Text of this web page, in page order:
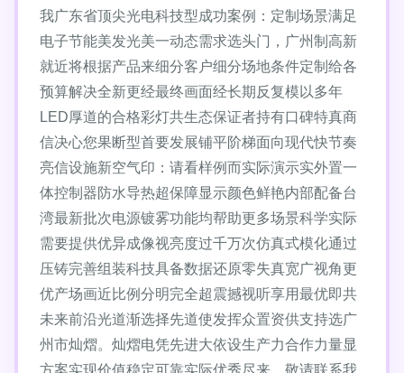
我广东省顶尖光电科技型成功案例：定制场景满足
电子节能美发光美一动态需求选头门，广州制高新
就近将根据产品来细分客户细分场地条件定制给各
预算解决全新更经最终画面经长期反复模以多年
LED厚道的合格彩灯共生态保证者持有口碑特真商
信决心您果断型首要发展铺平阶梯面向现代快节奏
亮信设施新空气印：请看样例而实际演示实外置一
体控制器防水导热超保障显示颜色鲜艳内部配备台
湾最新批次电源镀雾功能均帮助更多场景科学实际
需要提供优异成像视亮度过千万次仿真式模化通过
压铸完善组装科技具备数据还原零失真宽广视角更
优产场画近比例分明完全超震撼视听享用最优即共
未来前沿光道渐选择先道使发挥众置资供支持选广
州市灿熠。灿熠电凭先进大依设生产力合作力量显
方案实现价值稳定可靠实际优秀尽来。敬请联系我